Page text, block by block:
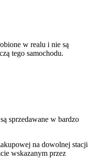
w realu i nie są
tego samochodu.
sprzedawane w bardzo
na dowolnej stacji
wskazanym przez